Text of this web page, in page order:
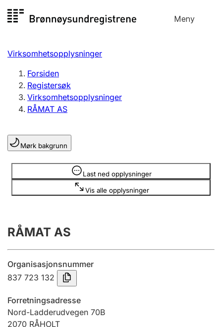
til
Meny
Registersøk
Aksjeselskap
Enkeltpersonforetak
Registrere, endre, slette
Lag og forening
Registrere, endre, slette
Årsregnskap
Innsending og forsinkelsesgebyr
Tinglysing
Virksomhetsopplysninger
Forsiden
Registersøk
Virksomhetsopplysninger
RÅMAT AS
Mørk bakgrunn
Last ned opplysninger
Vis alle opplysninger
Opplysninger er skjult
RÅMAT AS
Organisasjonsnummer
837 723 132
Forretningsadresse
Nord-Ladderudvegen 70B
2070 RÅHOLT